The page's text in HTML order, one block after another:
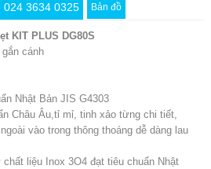
024 3634 0325 Bản đồ
KIT PLUS DG80S
cánh
Nhật Bản JIS G4303
Châu Âu,tỉ mỉ, tinh xảo từng chi tiết,
vào trong thông thoáng dễ dàng lau
liệu Inox 3O4 đạt tiêu chuẩn Nhật